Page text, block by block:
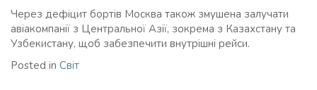
Через дефіцит бортів Москва також змушена залучати
авіакомпанії з Центральної Азії, зокрема з Казахстану та
Узбекистану, щоб забезпечити внутрішні рейси.
Posted in Світ